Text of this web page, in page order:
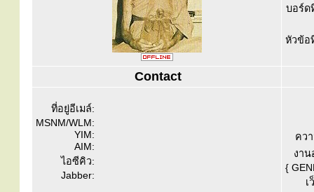
บอร์ด
หัวข้อ
Contact
ที่อยู่อีเมล์:
MSNM/WLM:
YIM:
AIM:
ไอซีคิว:
Jabber:
คว
งาน
{
เ